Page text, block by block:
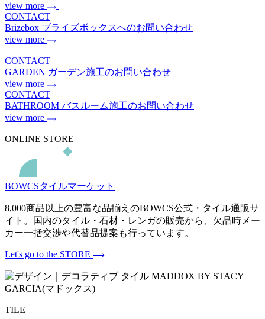
view more
CONTACT
Brizebox ブライズボックスへのお問い合わせ
view more
CONTACT
GARDEN ガーデン施工のお問い合わせ
view more
CONTACT
BATHROOM バスルーム施工のお問い合わせ
view more
ONLINE STORE
BOWCSタイルマーケット
8,000商品以上の豊富な品揃えのBOWCS公式・タイル通販サ
イト。国内のタイル・石材・レンガの販売から、欠品時メー
カー一括交渉や代替品提案も行っています。
Let's go to the STORE
TILE